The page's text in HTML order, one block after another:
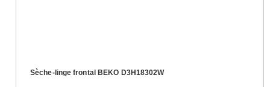
Sèche-linge frontal BEKO D3H18302W